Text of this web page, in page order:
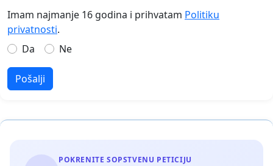
Imam najmanje 16 godina i prihvatam Politiku
privatnosti.
Da
Ne
Pošalji
POKRENITE SOPSTVENU PETICIJU